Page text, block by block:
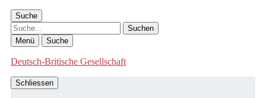
Suche
Suche
Menü Suche
Deutsch-Britische Gesellschaft
Schliessen